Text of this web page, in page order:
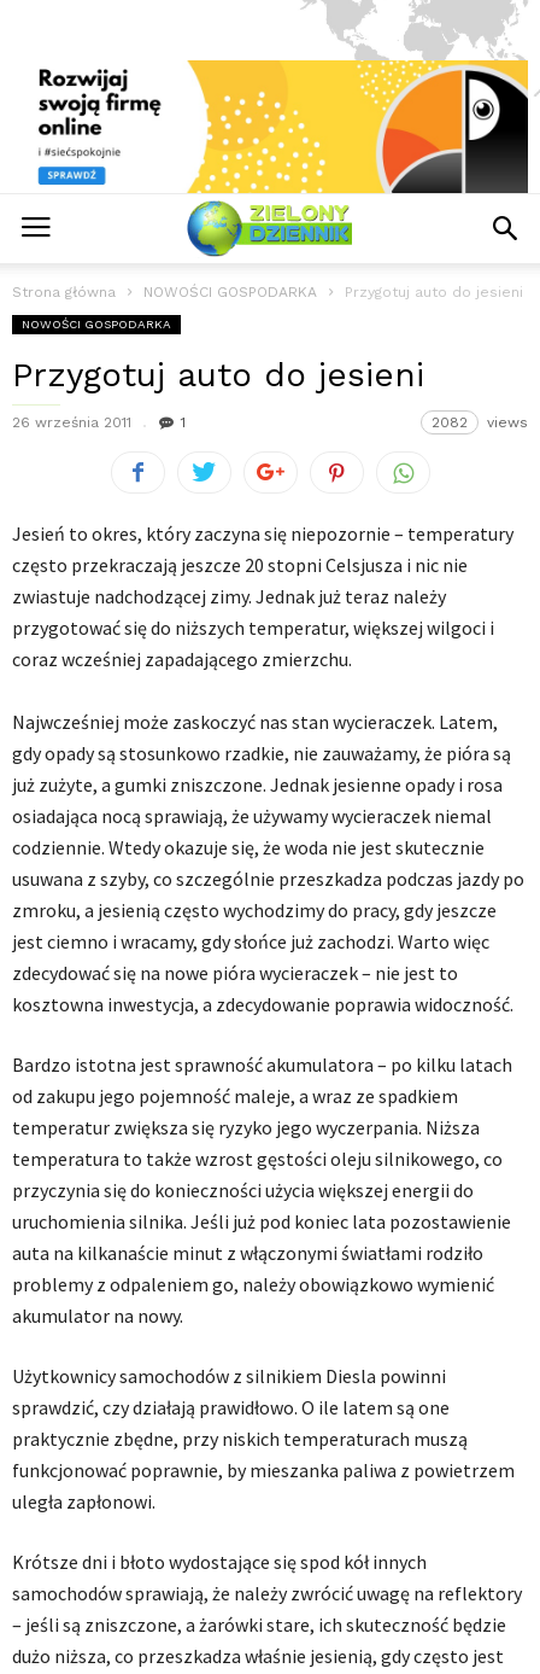
Strona główna NOWOŚCI GOSPODARKA Przygotuj auto do jesieni
NOWOŚCI GOSPODARKA
Przygotuj auto do jesieni
26 września 2011 1 2082 views
Jesień to okres, który zaczyna się niepozornie – temperatury
często przekraczają jeszcze 20 stopni Celsjusza i nic nie
zwiastuje nadchodzącej zimy. Jednak już teraz należy
przygotować się do niższych temperatur, większej wilgoci i
coraz wcześniej zapadającego zmierzchu.
Najwcześniej może zaskoczyć nas stan wycieraczek. Latem,
gdy opady są stosunkowo rzadkie, nie zauważamy, że pióra są
już zużyte, a gumki zniszczone. Jednak jesienne opady i rosa
osiadająca nocą sprawiają, że używamy wycieraczek niemal
codziennie. Wtedy okazuje się, że woda nie jest skutecznie
usuwana z szyby, co szczególnie przeszkadza podczas jazdy po
zmroku, a jesienią często wychodzimy do pracy, gdy jeszcze
jest ciemno i wracamy, gdy słońce już zachodzi. Warto więc
zdecydować się na nowe pióra wycieraczek – nie jest to
kosztowna inwestycja, a zdecydowanie poprawia widoczność.
Bardzo istotna jest sprawność akumulatora – po kilku latach
od zakupu jego pojemność maleje, a wraz ze spadkiem
temperatur zwiększa się ryzyko jego wyczerpania. Niższa
temperatura to także wzrost gęstości oleju silnikowego, co
przyczynia się do konieczności użycia większej energii do
uruchomienia silnika. Jeśli już pod koniec lata pozostawienie
auta na kilkanaście minut z włączonymi światłami rodziło
problemy z odpaleniem go, należy obowiązkowo wymienić
akumulator na nowy.
Użytkownicy samochodów z silnikiem Diesla powinni
sprawdzić, czy działają prawidłowo. O ile latem są one
praktycznie zbędne, przy niskich temperaturach muszą
funkcjonować poprawnie, by mieszanka paliwa z powietrzem
uległa zapłonowi.
Krótsze dni i błoto wydostające się spod kół innych
samochodów sprawiają, że należy zwrócić uwagę na reflektory
– jeśli są zniszczone, a żarówki stare, ich skuteczność będzie
dużo niższa, co przeszkadza właśnie jesienią, gdy często jest